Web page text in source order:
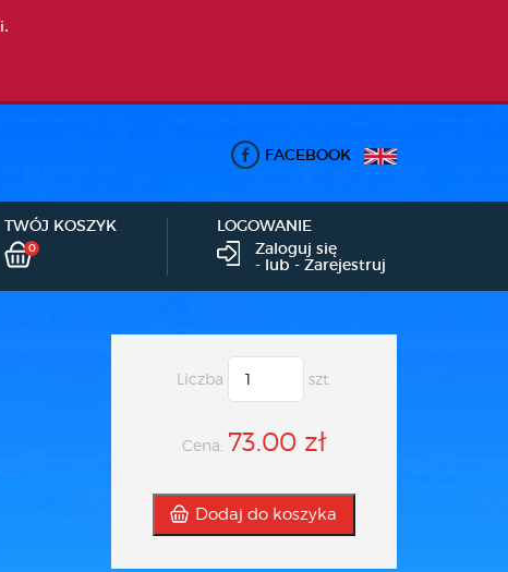
FACEBOOK
TWÓJ KOSZYK
0
LOGOWANIE
Zaloguj się
- lub - Zarejestruj
Liczba szt.
Cena: 73.00 zł
Dodaj do koszyka